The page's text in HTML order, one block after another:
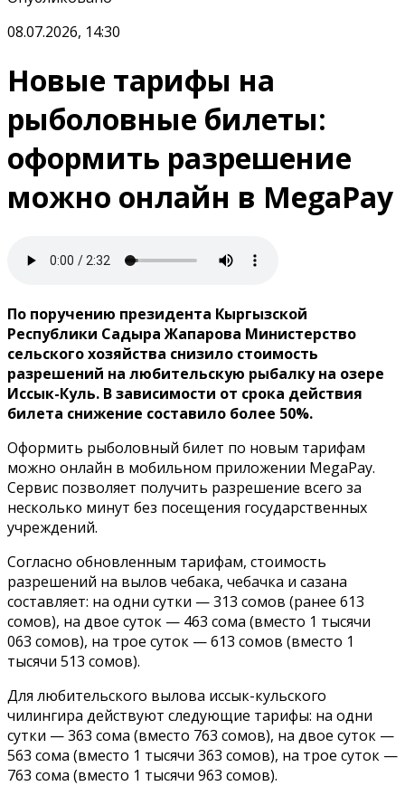
08.07.2026, 14:30
Новые тарифы на
рыболовные билеты:
оформить разрешение
можно онлайн в MegaPay
По поручению президента Кыргызской
Республики Садыра Жапарова Министерство
сельского хозяйства снизило стоимость
разрешений на любительскую рыбалку на озере
Иссык-Куль. В зависимости от срока действия
билета снижение составило более 50%.
Оформить рыболовный билет по новым тарифам
можно онлайн в мобильном приложении MegaPay.
Сервис позволяет получить разрешение всего за
несколько минут без посещения государственных
учреждений.
Согласно обновленным тарифам, стоимость
разрешений на вылов чебака, чебачка и сазана
составляет: на одни сутки — 313 сомов (ранее 613
сомов), на двое суток — 463 сома (вместо 1 тысячи
063 сомов), на трое суток — 613 сомов (вместо 1
тысячи 513 сомов).
Для любительского вылова иссык-кульского
чилингира действуют следующие тарифы: на одни
сутки — 363 сома (вместо 763 сомов), на двое суток —
563 сома (вместо 1 тысячи 363 сомов), на трое суток —
763 сома (вместо 1 тысячи 963 сомов).